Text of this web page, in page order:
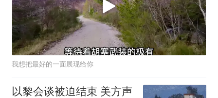
我想把最好的一面展现给你
以黎会谈被迫结束 美方声